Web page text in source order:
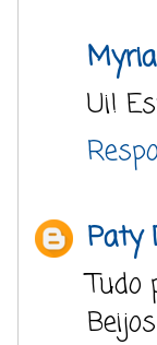
Ui!
Paty
Tudo